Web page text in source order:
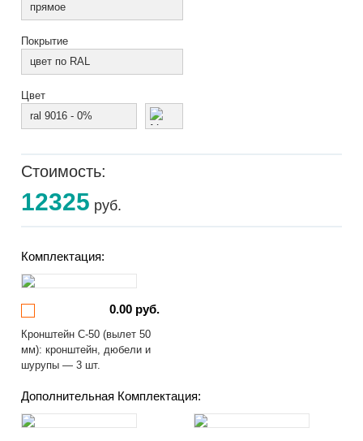
прямое
Покрытие
цвет по RAL
Цвет
ral 9016 - 0%
Стоимость:
12325 руб.
Комплектация:
0.00 руб.
Кронштейн С-50 (вылет 50
мм): кронштейн, дюбели и
шурупы — 3 шт.
Дополнительная Комплектация: